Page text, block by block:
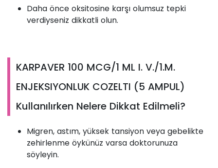
Daha önce oksitosine karşı olumsuz tepki
verdiyseniz dikkatli olun.
KARPAVER 100 MCG/1 ML I. V./1.M.
ENJEKSIYONLUK COZELTI (5 AMPUL)
Kullanılırken Nelere Dikkat Edilmeli?
Migren, astım, yüksek tansiyon veya gebelikte
zehirlenme öykünüz varsa doktorunuza
söyleyin.